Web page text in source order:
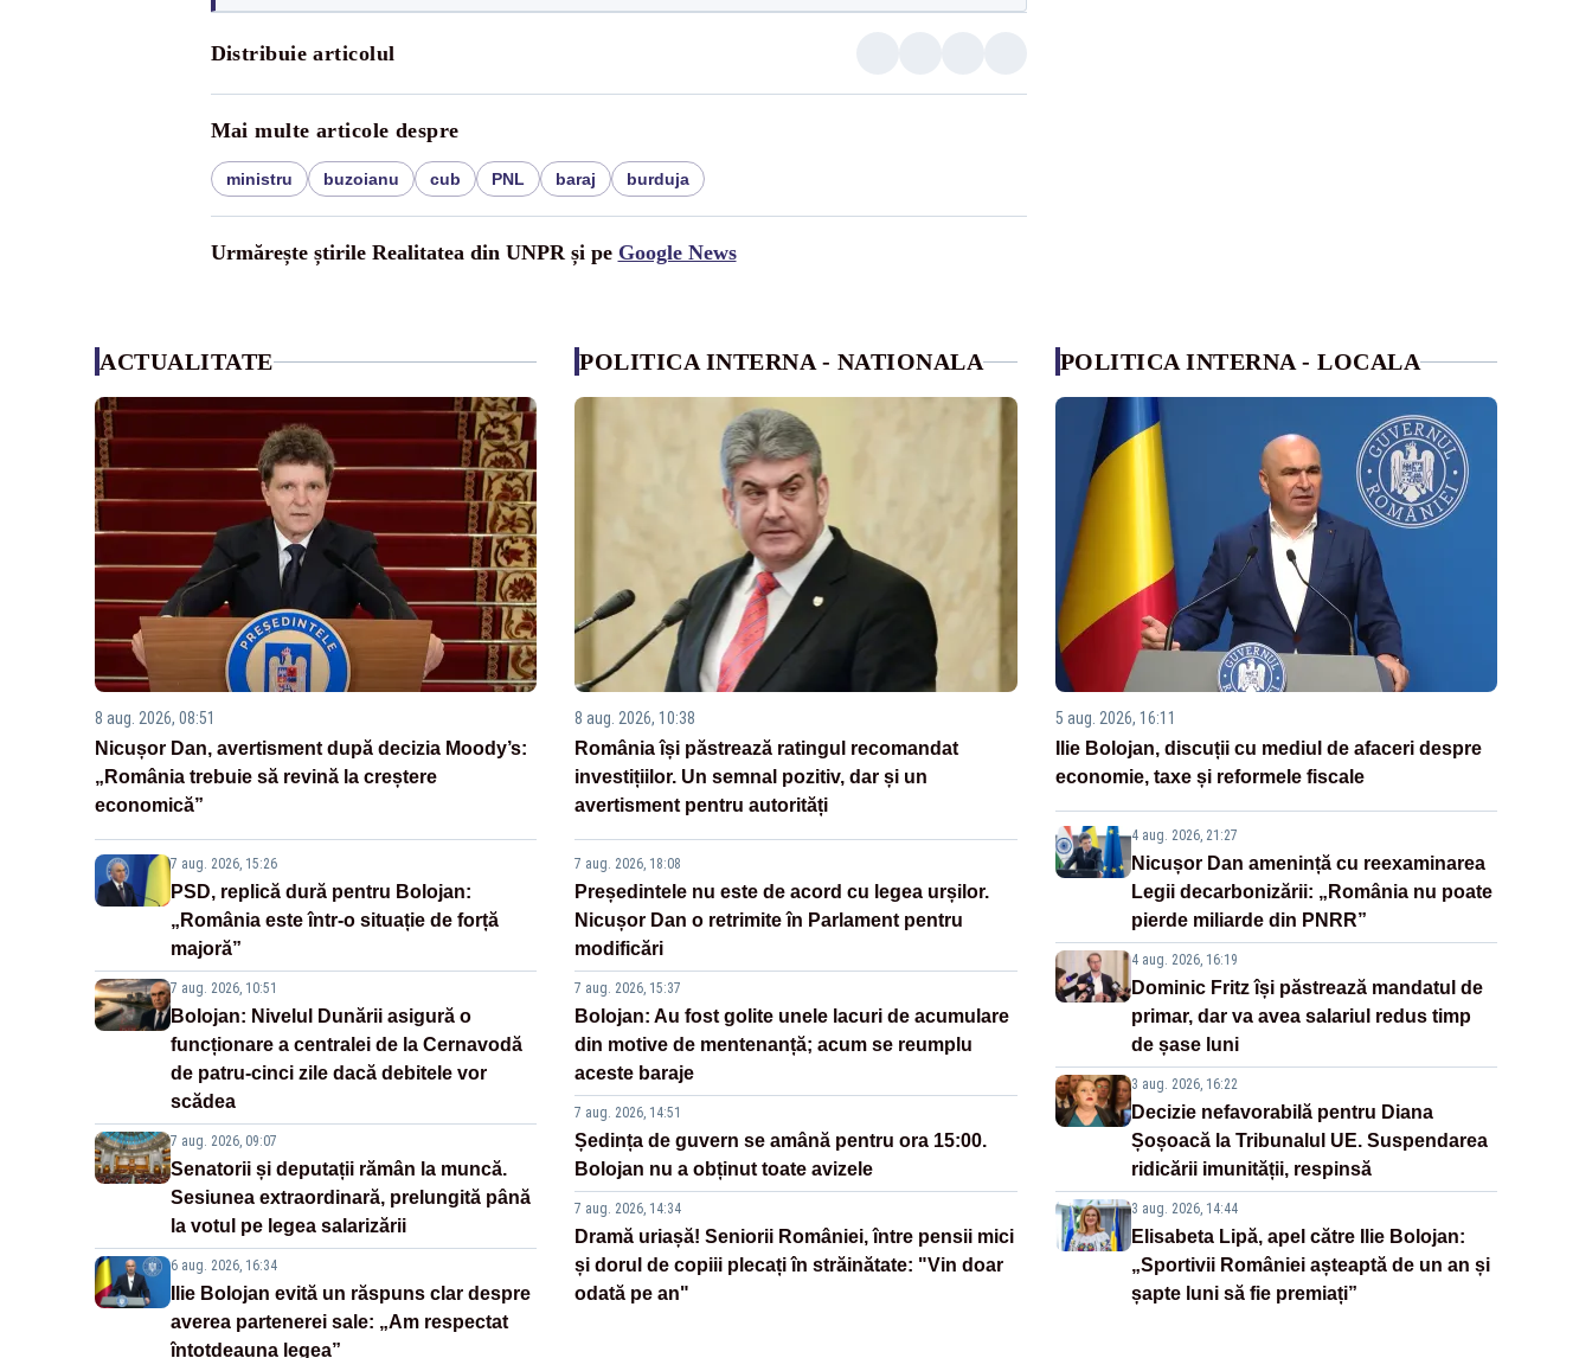
Distribuie articolul
Mai multe articole despre
ministru buzoianu cub PNL baraj burduja
Urmărește știrile Realitatea din UNPR și pe Google News
ACTUALITATE
8 aug. 2026, 08:51
Nicușor Dan, avertisment după decizia Moody’s:
„România trebuie să revină la creștere
economică”
7 aug. 2026, 15:26
PSD, replică dură pentru Bolojan:
„România este într-o situație de forță
majoră”
7 aug. 2026, 10:51
Bolojan: Nivelul Dunării asigură o
funcționare a centralei de la Cernavodă
de patru-cinci zile dacă debitele vor
scădea
7 aug. 2026, 09:07
Senatorii și deputații rămân la muncă.
Sesiunea extraordinară, prelungită până
la votul pe legea salarizării
6 aug. 2026, 16:34
Ilie Bolojan evită un răspuns clar despre
averea partenerei sale: „Am respectat
întotdeauna legea”
POLITICA INTERNA - NATIONALA
8 aug. 2026, 10:38
România își păstrează ratingul recomandat
investițiilor. Un semnal pozitiv, dar și un
avertisment pentru autorități
7 aug. 2026, 18:08
Președintele nu este de acord cu legea urșilor.
Nicușor Dan o retrimite în Parlament pentru
modificări
7 aug. 2026, 15:37
Bolojan: Au fost golite unele lacuri de acumulare
din motive de mentenanță; acum se reumplu
aceste baraje
7 aug. 2026, 14:51
Ședința de guvern se amână pentru ora 15:00.
Bolojan nu a obținut toate avizele
7 aug. 2026, 14:34
Dramă uriașă! Seniorii României, între pensii mici
și dorul de copiii plecați în străinătate: "Vin doar
odată pe an"
POLITICA INTERNA - LOCALA
5 aug. 2026, 16:11
Ilie Bolojan, discuții cu mediul de afaceri despre
economie, taxe și reformele fiscale
4 aug. 2026, 21:27
Nicușor Dan amenință cu reexaminarea
Legii decarbonizării: „România nu poate
pierde miliarde din PNRR”
4 aug. 2026, 16:19
Dominic Fritz își păstrează mandatul de
primar, dar va avea salariul redus timp
de șase luni
3 aug. 2026, 16:22
Decizie nefavorabilă pentru Diana
Șoșoacă la Tribunalul UE. Suspendarea
ridicării imunității, respinsă
3 aug. 2026, 14:44
Elisabeta Lipă, apel către Ilie Bolojan:
„Sportivii României așteaptă de un an și
șapte luni să fie premiați”